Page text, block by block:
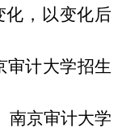
化 ， 以变化后
审计大学招生
南京审计大学